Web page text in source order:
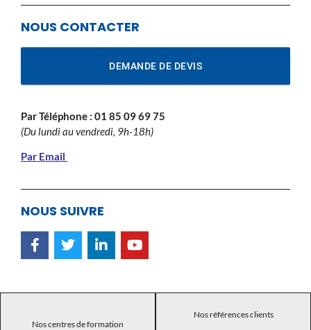
NOUS CONTACTER
DEMANDE DE DEVIS
Par Téléphone : 01 85 09 69 75
(Du lundi au vendredi, 9h-18h)
Par Email
NOUS SUIVRE
Nos centres de formation
Nos références clients